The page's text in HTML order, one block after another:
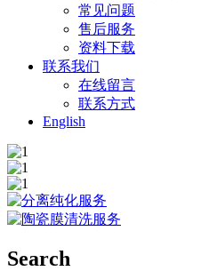
常见问题
售后服务
资料下载
联系我们
在线留言
联系方式
English
Search